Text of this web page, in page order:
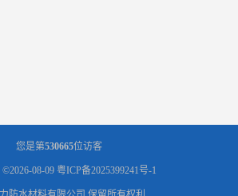
您是第530665位访客
08-09 粤ICP备2025399241号-1